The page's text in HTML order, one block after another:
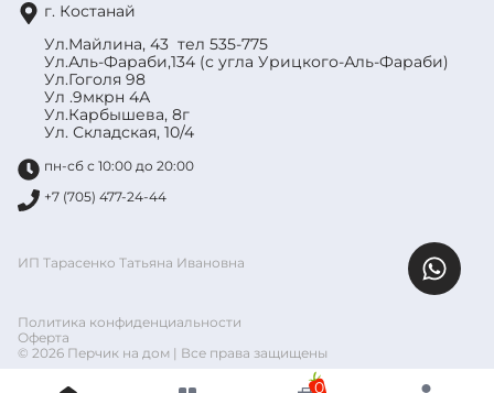
г. Костанай
Ул.Майлина, 43 тел 535-775
Ул.Аль-Фараби,134 (с угла Урицкого-Аль-Фараби)
Ул.Гоголя 98
Ул .9мкрн 4А
Ул.Карбышева, 8г
Ул. Складская, 10/4
пн-сб с 10:00 до 20:00
+7 (705) 477-24-44
ИП Тарасенко Татьяна Ивановна
Политика конфиденциальности
Оферта
© 2026 Перчик на дом | Все права защищены
0